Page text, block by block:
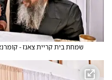
שמחת בית קריית צאנז -